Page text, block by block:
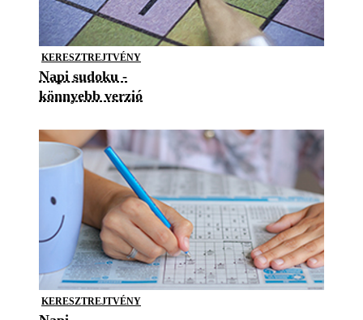
KERESZTREJTVÉNY
Napi sudoku -
könnyebb verzió
KERESZTREJTVÉNY